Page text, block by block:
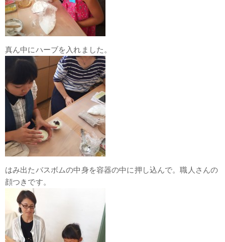
真ん中にハーブを入れました。
はみ出たバスボムの中身を容器の中に押し込んで。職人さんの
顔つきです。